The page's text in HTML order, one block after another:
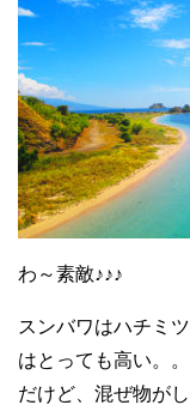
わ～素敵♪♪♪
スンバワはハチミ
はとっても高い。。
だけど、混ぜ物が